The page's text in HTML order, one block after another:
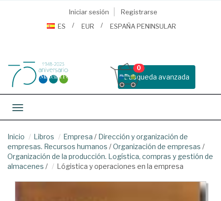
Iniciar sesión
Registrarse
ES
EUR ESPAÑA PENINSULAR
Busqueda avanzada
0
Toggle navigation
Inicio Libros Empresa / Dirección y organización de
empresas. Recursos humanos /Organización de empresas /
Organización de la producción. Logística, compras y gestión de
almacenes / Lógistica y operaciones en la empresa